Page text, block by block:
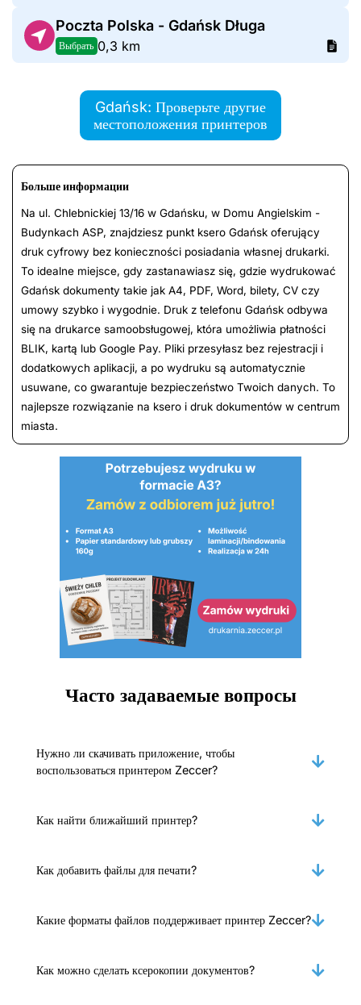
Poczta Polska - Gdańsk Długa
Выбрать 0,3 km
Gdańsk: Проверьте другие
местоположения принтеров
Больше информации
Na ul. Chlebnickiej 13/16 w Gdańsku, w Domu Angielskim -
Budynkach ASP, znajdziesz punkt ksero Gdańsk oferujący
druk cyfrowy bez konieczności posiadania własnej drukarki.
To idealne miejsce, gdy zastanawiasz się, gdzie wydrukować
Gdańsk dokumenty takie jak A4, PDF, Word, bilety, CV czy
umowy szybko i wygodnie. Druk z telefonu Gdańsk odbywa
się na drukarce samoobsługowej, która umożliwia płatności
BLIK, kartą lub Google Pay. Pliki przesyłasz bez rejestracji i
dodatkowych aplikacji, a po wydruku są automatycznie
usuwane, co gwarantuje bezpieczeństwo Twoich danych. To
najlepsze rozwiązanie na ksero i druk dokumentów w centrum
miasta.
Часто задаваемые вопросы
Нужно ли скачивать приложение, чтобы
воспользоваться принтером Zeccer?
Как найти ближайший принтер?
Как добавить файлы для печати?
Какие форматы файлов поддерживает принтер Zeccer?
Как можно сделать ксерокопии документов?